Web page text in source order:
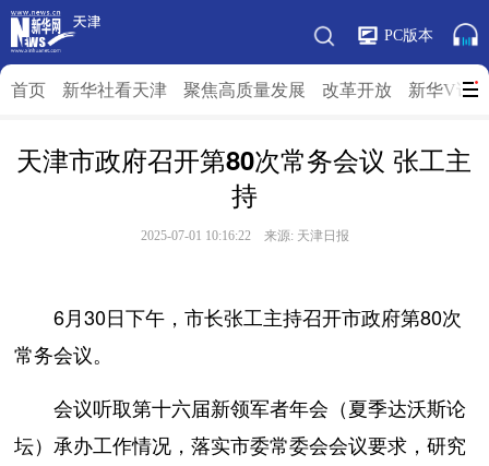
PC版本
首页 新华社看天津 聚焦高质量发展 改革开放 新华V访
天津市政府召开第80次常务会议 张工主
持
2025-07-01 10:16:22 来源: 天津日报
6月30日下午，市长张工主持召开市政府第80次
常务会议。
会议听取第十六届新领军者年会（夏季达沃斯论
坛）承办工作情况，落实市委常委会会议要求，研究